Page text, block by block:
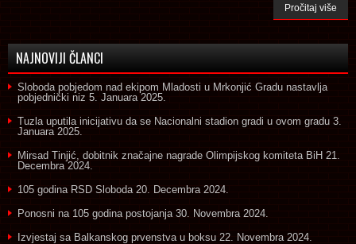
Pročitaj više
NAJNOVIJI ČLANCI
Sloboda pobjedom nad ekipom Mladosti u Mrkonjić Gradu nastavlja
pobjednički niz 5. Januara 2025.
Tuzla uputila inicijativu da se Nacionalni stadion gradi u ovom gradu 3.
Januara 2025.
Mirsad Tinjić, dobitnik značajne nagrade Olimpijskog komiteta BiH 21.
Decembra 2024.
105 godina RSD Sloboda 20. Decembra 2024.
Ponosni na 105 godina postojanja 30. Novembra 2024.
Izvjestaj sa Balkanskog prvenstva u boksu 22. Novembra 2024.